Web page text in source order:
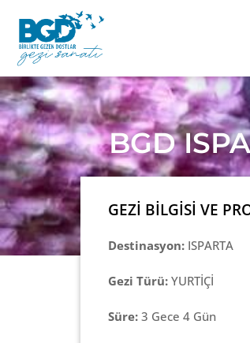
BGD
GEZİ BİLGİSİ VE
Destinasyon: ISPARTA
Gezi Türü: YURTİÇİ
Süre: 3 Gece 4 Gün